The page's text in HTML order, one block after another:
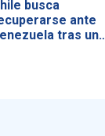
busca
ante
tras un